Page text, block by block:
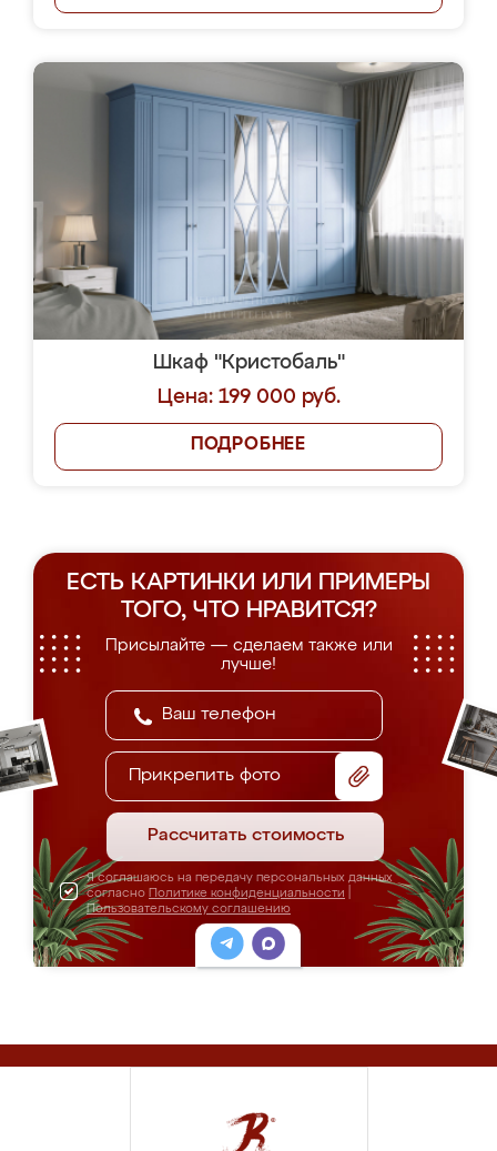
Шкаф "Кристобаль"
Цена: 199 000 руб.
ПОДРОБНЕЕ
ЕСТЬ КАРТИНКИ ИЛИ ПРИМЕРЫ
ТОГО, ЧТО НРАВИТСЯ?
Присылайте — сделаем также или
лучше!
Прикрепить фото
Рассчитать стоимость
Я соглашаюсь на передачу персональных данных
согласно Политике конфиденциальности
Пользовательскому соглашению